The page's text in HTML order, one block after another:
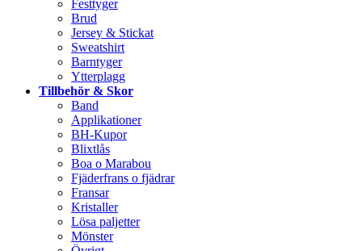
Festtyger
Brud
Jersey & Stickat
Sweatshirt
Barntyger
Ytterplagg
Tillbehör & Skor
Band
Applikationer
BH-Kupor
Blixtlås
Boa o Marabou
Fjäderfrans o fjädrar
Fransar
Kristaller
Lösa paljetter
Mönster